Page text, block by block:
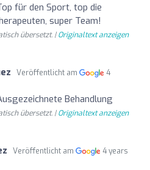
für den Sport, top die
super Team!
übersetzt. |Originaltext anzeigen
Veröffentlicht am
4
Behandlung
übersetzt. |Originaltext anzeigen
Veröffentlicht am
4 years